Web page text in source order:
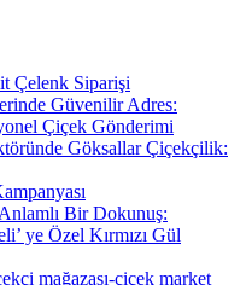
Çelenk Siparişi
Güvenilir Adres:
Çiçek Gönderimi
Göksallar Çiçekçilik:
Bir Dokunuş:
ye Özel Kırmızı Gül
mağazası-çiçek market